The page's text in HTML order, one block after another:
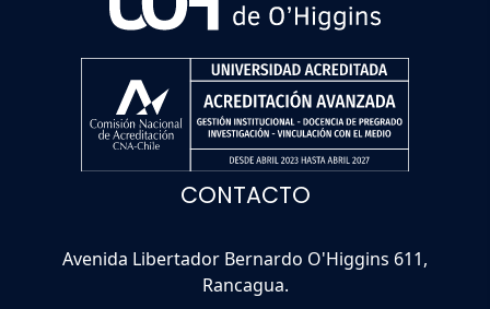
CONTACTO
Avenida Libertador Bernardo O'Higgins 611,
Rancagua.